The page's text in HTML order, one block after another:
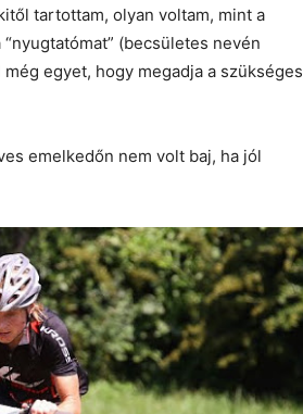
tartottam, olyan voltam, mint a
(becsületes nevén
egyet, hogy megadja a szükséges
emelkedőn nem volt baj, ha jól